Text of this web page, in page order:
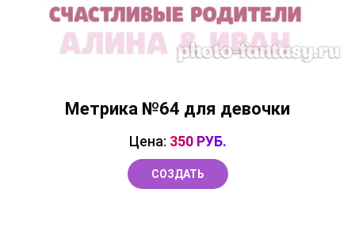
Метрика №64 для девочки
Цена: 350 РУБ.
СОЗДАТЬ